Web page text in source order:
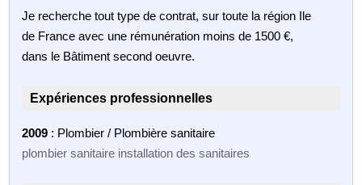
Je recherche tout type de contrat, sur toute la région Ile
de France avec une rémunération moins de 1500 €,
dans le Bâtiment second oeuvre.
Expériences professionnelles
2009 : Plombier / Plombière sanitaire
plombier sanitaire installation des sanitaires